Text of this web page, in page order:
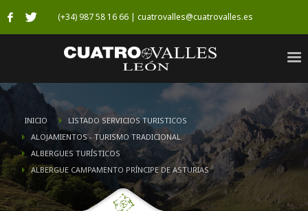
(+34) 987 58 16 66 | cuatrovalles@cuatrovalles.es
INICIO
LISTADO SERVICIOS TURISTICOS
ALOJAMIENTOS - TURISMO TRADICIONAL
ALBERGUES TURÍSTICOS
ALBERGUE CAMPAMENTO PRÍNCIPE DE ASTURIAS